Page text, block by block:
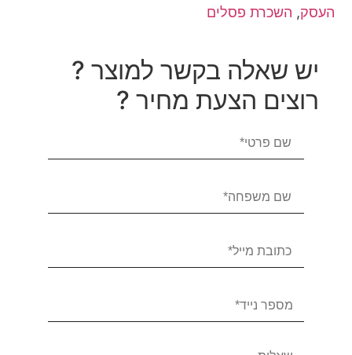
העסק, השכרת פסלים
יש שאלה בקשר למוצר ?
רוצים הצעת מחיר ?